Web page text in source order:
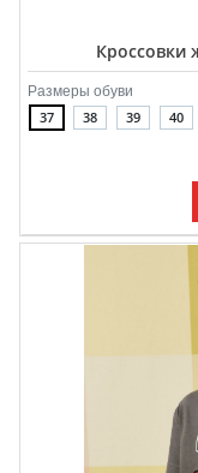
Кроссовки
Размеры обуви
37 38 39 40